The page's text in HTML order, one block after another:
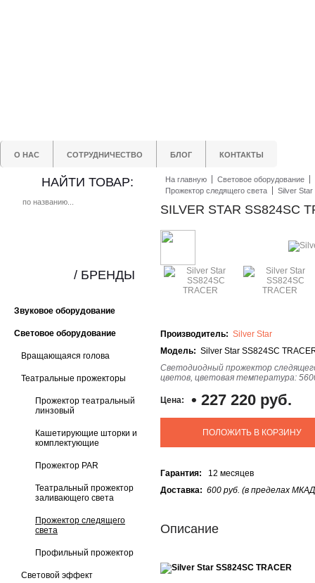
О НАС СОТРУДНИЧЕСТВО БЛОГ КОНТАКТЫ
НАЙТИ ТОВАР:
Звуковое оборудование
Световое оборудование
Вращающаяся голова
Театральные прожекторы
Прожектор театральный
линзовый
Кашетирующие шторки и
комплектующие
Прожектор PAR
Театральный прожектор
заливающего света
Прожектор следящего
света
Профильный прожектор
Световой эффект
/ БРЕНДЫ
На главную
Световое оборудование
Прожектор следящего света
Silver Star
SILVER STAR SS824SC
Производитель: Silver Star
Модель: Silver Star SS824SC
Светодиодный прожектор
цветов, цветовая температура:
Цена: • 227 220 руб.
ПОЛОЖИТЬ В КОРЗИНУ
Гарантия: 12 месяцев
Доставка: 600 руб. (в пределах
Описание